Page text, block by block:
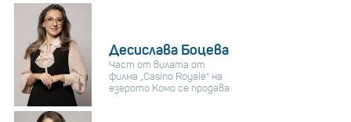
Десислава Боцева
Част от вилата от
филма „Casino Royale“ на
езерото Комо се продава